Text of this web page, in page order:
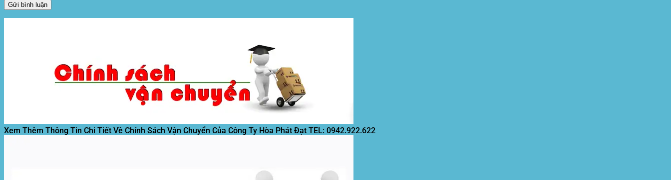
Xem Thêm Thông Tin Chi Tiết Về Chính Sách Vận Chuyển Của Công Ty Hòa Phát Đạt TEL: 0942.922.622